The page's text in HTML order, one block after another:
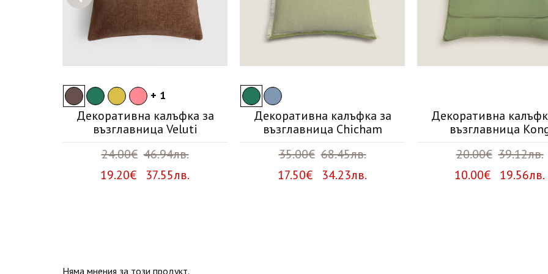
+ 1
Декоративна калъфка за
възглавница Veluti
24.00€ 46.94лв.
19.20€ 37.55лв.
Декоративна калъфка за
възглавница Chicham
35.00€ 68.45лв.
17.50€ 34.23лв.
Декоративна
възглавница
20.00€ 39.12лв.
10.00€ 19.56лв.
Няма мнения за този продукт.